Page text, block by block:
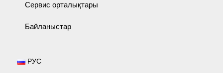
Сервис орталықтары
Байланыстар
РУС